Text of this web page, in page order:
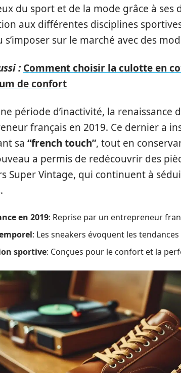
du sport et de la mode grâce à ses
aux différentes disciplines
s’imposer sur le marché avec des
: Comment choisir la culotte en
de confort
période d’inactivité, la renaissance
français en 2019. Ce dernier a
sa “french touch”, tout en
a permis de redécouvrir des
Super Vintage, qui continuent à
en 2019: Reprise par un entrepreneur
: Les sneakers évoquent les
sportive: Conçues pour le confort et la